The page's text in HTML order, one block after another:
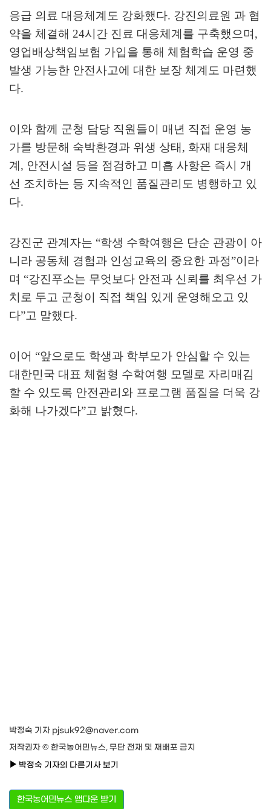
응급 의료 대응체계도 강화했다. 강진의료원 과 협
약을 체결해 24시간 진료 대응체계를 구축했으며,
영업배상책임보험 가입을 통해 체험학습 운영 중
발생 가능한 안전사고에 대한 보장 체계도 마련했
다.
이와 함께 군청 담당 직원들이 매년 직접 운영 농
가를 방문해 숙박환경과 위생 상태, 화재 대응체
계, 안전시설 등을 점검하고 미흡 사항은 즉시 개
선 조치하는 등 지속적인 품질관리도 병행하고 있
다.
강진군 관계자는 “학생 수학여행은 단순 관광이 아
니라 공동체 경험과 인성교육의 중요한 과정”이라
며 “강진푸소는 무엇보다 안전과 신뢰를 최우선 가
치로 두고 군청이 직접 책임 있게 운영해오고 있
다”고 말했다.
이어 “앞으로도 학생과 학부모가 안심할 수 있는
대한민국 대표 체험형 수학여행 모델로 자리매김
할 수 있도록 안전관리와 프로그램 품질을 더욱 강
화해 나가겠다”고 밝혔다.
박정숙 기자 pjsuk92@naver.com
저작권자 © 한국농어민뉴스, 무단 전재 및 재배포 금지
박정숙 기자의 다른기사 보기
한국농어민뉴스 앱다운 받기